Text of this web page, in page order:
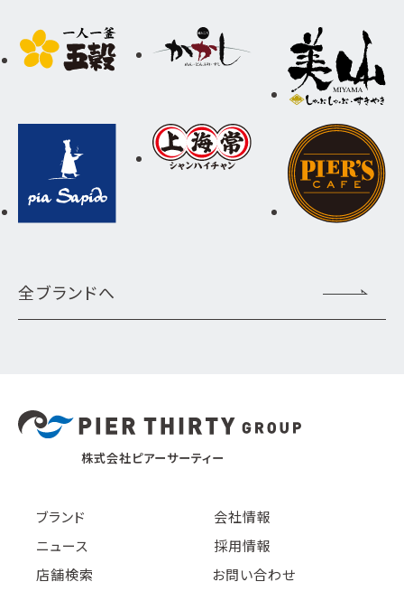
全ブランドへ
株式会社ピアーサーティー
ブランド
会社情報
ニュース
採用情報
店舗検索
お問い合わせ